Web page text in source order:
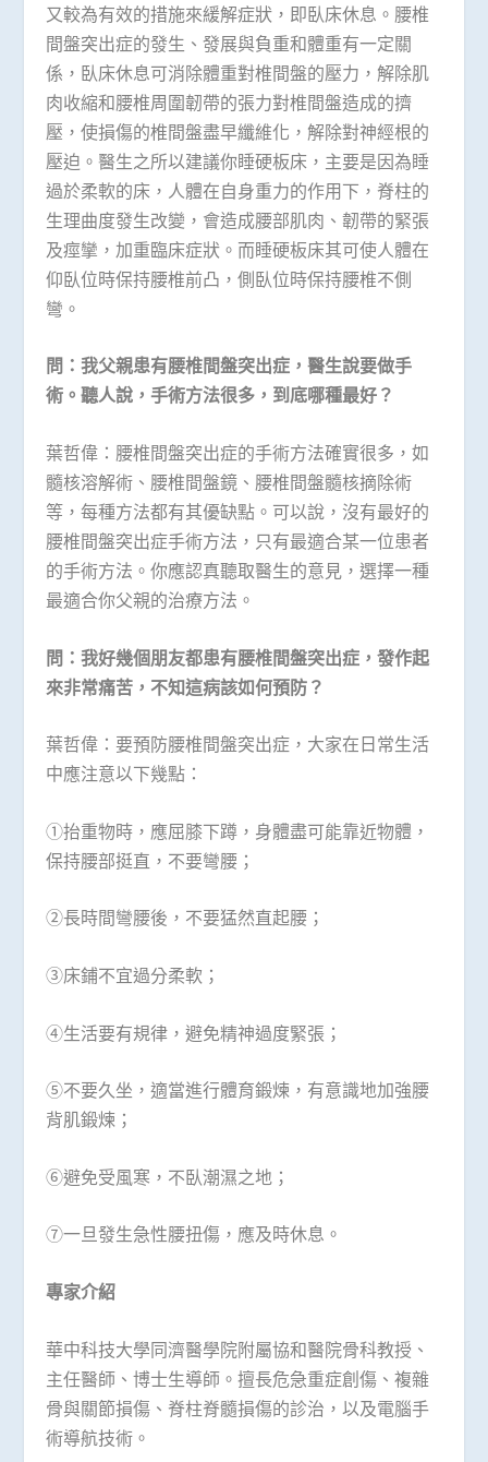
又較為有效的措施來緩解症狀，即臥床休息。腰椎
間盤突出症的發生、發展與負重和體重有一定關
係，臥床休息可消除體重對椎間盤的壓力，解除肌
肉收縮和腰椎周圍韌帶的張力對椎間盤造成的擠
壓，使損傷的椎間盤盡早纖維化，解除對神經根的
壓迫。醫生之所以建議你睡硬板床，主要是因為睡
過於柔軟的床，人體在自身重力的作用下，脊柱的
生理曲度發生改變，會造成腰部肌肉、韌帶的緊張
及痙攣，加重臨床症狀。而睡硬板床其可使人體在
仰臥位時保持腰椎前凸，側臥位時保持腰椎不側
彎。
問：我父親患有腰椎間盤突出症，醫生說要做手
術。聽人說，手術方法很多，到底哪種最好？
葉哲偉：腰椎間盤突出症的手術方法確實很多，如
髓核溶解術、腰椎間盤鏡、腰椎間盤髓核摘除術
等，每種方法都有其優缺點。可以說，沒有最好的
腰椎間盤突出症手術方法，只有最適合某一位患者
的手術方法。你應認真聽取醫生的意見，選擇一種
最適合你父親的治療方法。
問：我好幾個朋友都患有腰椎間盤突出症，發作起
來非常痛苦，不知這病該如何預防？
葉哲偉：要預防腰椎間盤突出症，大家在日常生活
中應注意以下幾點：
①抬重物時，應屈膝下蹲，身體盡可能靠近物體，
保持腰部挺直，不要彎腰；
②長時間彎腰後，不要猛然直起腰；
③床鋪不宜過分柔軟；
④生活要有規律，避免精神過度緊張；
⑤不要久坐，適當進行體育鍛煉，有意識地加強腰
背肌鍛煉；
⑥避免受風寒，不臥潮濕之地；
⑦一旦發生急性腰扭傷，應及時休息。
專家介紹
華中科技大學同濟醫學院附屬協和醫院骨科教授、
主任醫師、博士生導師。擅長危急重症創傷、複雜
骨與關節損傷、脊柱脊髓損傷的診治，以及電腦手
術導航技術。